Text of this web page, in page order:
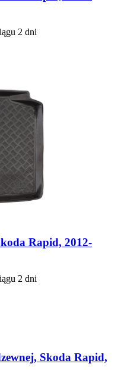
2 dni
Rapid, 2012-
2 dni
Skoda Rapid,